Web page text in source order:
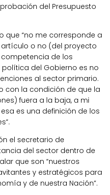
del Presupuesto
que “no me corresponde a
o no (del proyecto
de los
del Gobierno es no
al sector primario.
con la condición de que la
fuera a la baja, a mi
es una definición de los
el secretario de
del sector dentro de
que son “nuestros
y estratégicos para
y de nuestra Nación”.